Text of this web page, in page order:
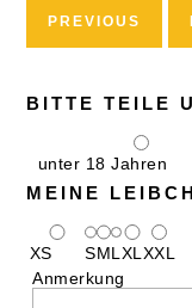
PREVIOUS
BITTE TEILE
unter 18 Jahren
MEINE
XS SMLXLXXL